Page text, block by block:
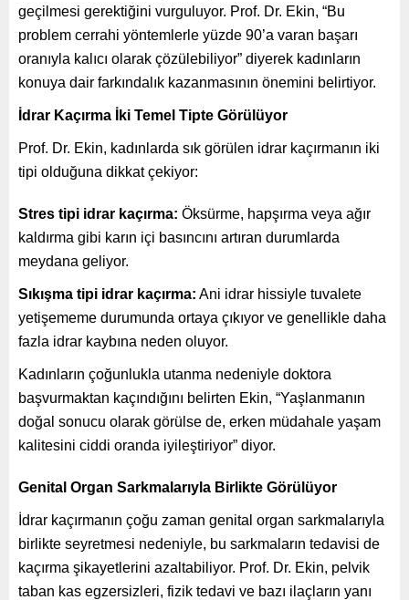
geçilmesi gerektiğini vurguluyor. Prof. Dr. Ekin, “Bu
problem cerrahi yöntemlerle yüzde 90’a varan başarı
oranıyla kalıcı olarak çözülebiliyor” diyerek kadınların
konuya dair farkındalık kazanmasının önemini belirtiyor.
İdrar Kaçırma İki Temel Tipte Görülüyor
Prof. Dr. Ekin, kadınlarda sık görülen idrar kaçırmanın iki
tipi olduğuna dikkat çekiyor:
Stres tipi idrar kaçırma: Öksürme, hapşırma veya ağır
kaldırma gibi karın içi basıncını artıran durumlarda
meydana geliyor.
Sıkışma tipi idrar kaçırma: Ani idrar hissiyle tuvalete
yetişememe durumunda ortaya çıkıyor ve genellikle daha
fazla idrar kaybına neden oluyor.
Kadınların çoğunlukla utanma nedeniyle doktora
başvurmaktan kaçındığını belirten Ekin, “Yaşlanmanın
doğal sonucu olarak görülse de, erken müdahale yaşam
kalitesini ciddi oranda iyileştiriyor” diyor.
Genital Organ Sarkmalarıyla Birlikte Görülüyor
İdrar kaçırmanın çoğu zaman genital organ sarkmalarıyla
birlikte seyretmesi nedeniyle, bu sarkmaların tedavisi de
kaçırma şikayetlerini azaltabiliyor. Prof. Dr. Ekin, pelvik
taban kas egzersizleri, fizik tedavi ve bazı ilaçların yanı